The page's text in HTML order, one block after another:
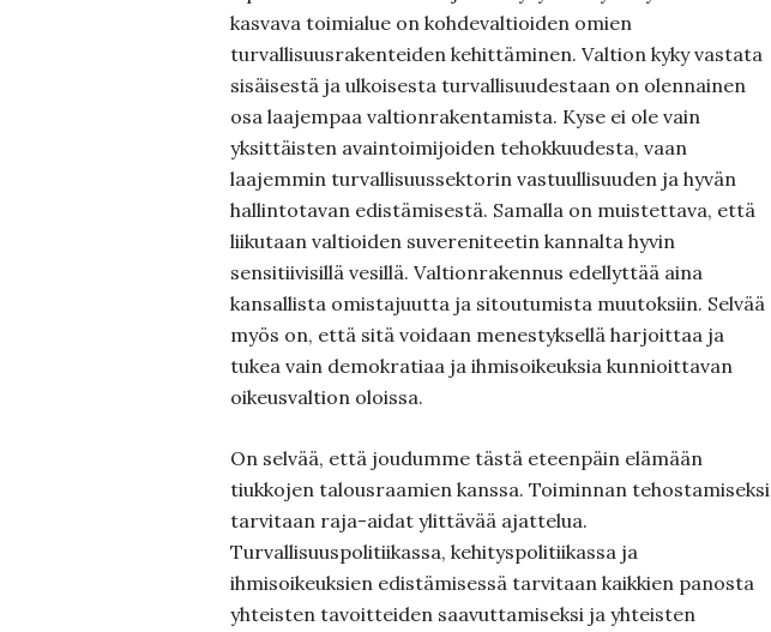
kasvava toimialue on kohdevaltioiden omien
turvallisuusrakenteiden kehittäminen. Valtion kyky vastata
sisäisestä ja ulkoisesta turvallisuudestaan on olennainen
osa laajempaa valtionrakentamista. Kyse ei ole vain
yksittäisten avaintoimijoiden tehokkuudesta, vaan
laajemmin turvallisuussektorin vastuullisuuden ja hyvän
hallintotavan edistämisestä. Samalla on muistettava, että
liikutaan valtioiden suvereniteetin kannalta hyvin
sensitiivisillä vesillä. Valtionrakennus edellyttää aina
kansallista omistajuutta ja sitoutumista muutoksiin. Selvää
myös on, että sitä voidaan menestyksellä harjoittaa ja
tukea vain demokratiaa ja ihmisoikeuksia kunnioittavan
oikeusvaltion oloissa.
On selvää, että joudumme tästä eteenpäin elämään
tiukkojen talousraamien kanssa. Toiminnan tehostamiseksi
tarvitaan raja-aidat ylittävää ajattelua.
Turvallisuuspolitiikassa, kehityspolitiikassa ja
ihmisoikeuksien edistämisessä tarvitaan kaikkien panosta
yhteisten tavoitteiden saavuttamiseksi ja yhteisten